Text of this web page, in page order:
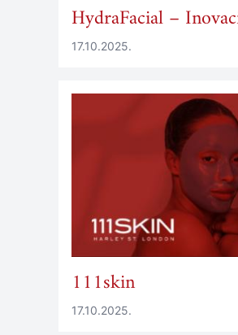
HydraFacial –
17.10.2025.
111skin
17.10.2025.